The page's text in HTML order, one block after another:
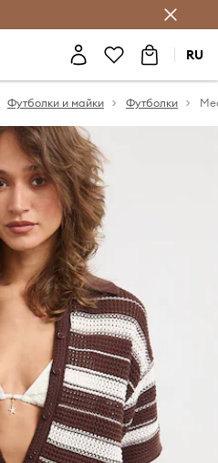
RU
Футболки и майки Футболки